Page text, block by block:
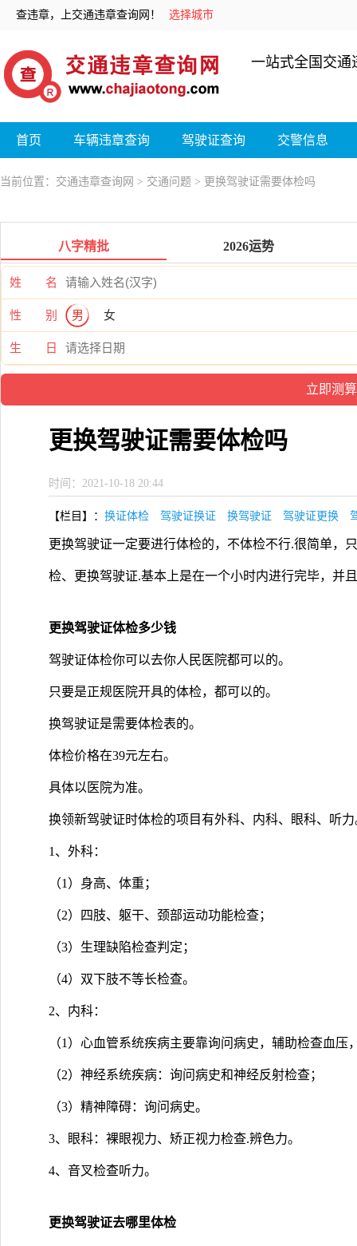
查违章，上交通违章查询网！ 选择城市
一站式全国交通
首页 车辆违章查询 驾驶证查询 交警信息
当前位置： 交通违章查询网 > 交通问题 > 更换驾驶证需要体检吗
八字精批 2026运势
姓 名
性 别 男 女
生 日
更换驾驶证需要体检吗
时间：2021-10-18 20:44
【栏目】： 换证体检 驾驶证换证 换驾驶证 驾驶证更换
更换驾驶证一定要进行体检的，不体检不行.很简单，
检、更换驾驶证.基本上是在一个小时内进行完毕，并
更换驾驶证体检多少钱
驾驶证体检你可以去你人民医院都可以的。
只要是正规医院开具的体检，都可以的。
换驾驶证是需要体检表的。
体检价格在39元左右。
具体以医院为准。
换领新驾驶证时体检的项目有外科、内科、眼科、听力
1、外科：
（1）身高、体重；
（2）四肢、躯干、颈部运动功能检查；
（3）生理缺陷检查判定；
（4）双下肢不等长检查。
2、内科：
（1）心血管系统疾病主要靠询问病史，辅助检查血压
（2）神经系统疾病：询问病史和神经反射检查；
（3）精神障碍：询问病史。
3、眼科：裸眼视力、矫正视力检查.辨色力。
4、音叉检查听力。
更换驾驶证去哪里体检